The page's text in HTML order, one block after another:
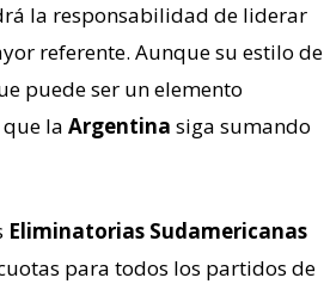
la responsabilidad de liderar
referente. Aunque su estilo de
puede ser un elemento
la Argentina siga sumando
Eliminatorias Sudamericanas
para todos los partidos de